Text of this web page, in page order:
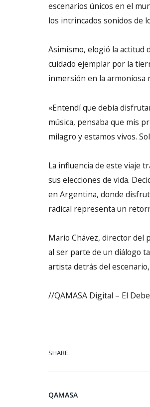
escenarios únicos en el
los intrincados sonidos de
Asimismo, elogió la actitud
cuidado ejemplar por la
inmersión en la armoniosa
«Entendí que debía
música, pensaba que mis
milagro y estamos vivos.
La influencia de este viaje
sus elecciones de vida.
en Argentina, donde
radical representa un
Mario Chávez, director del
al ser parte de un diálogo
artista detrás del
//QAMASA Digital – El
SHARE.
QAMASA